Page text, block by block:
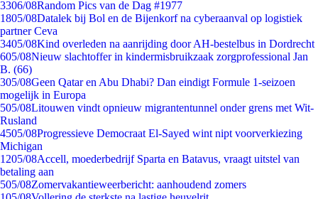
3306/08Random Pics van de Dag #1977
1805/08Datalek bij Bol en de Bijenkorf na cyberaanval op logistiek
partner Ceva
3405/08Kind overleden na aanrijding door AH-bestelbus in Dordrecht
605/08Nieuw slachtoffer in kindermisbruikzaak zorgprofessional Jan
B. (66)
305/08Geen Qatar en Abu Dhabi? Dan eindigt Formule 1-seizoen
mogelijk in Europa
505/08Litouwen vindt opnieuw migrantentunnel onder grens met Wit-
Rusland
4505/08Progressieve Democraat El-Sayed wint nipt voorverkiezing
Michigan
1205/08Accell, moederbedrijf Sparta en Batavus, vraagt uitstel van
betaling aan
505/08Zomervakantieweerbericht: aanhoudend zomers